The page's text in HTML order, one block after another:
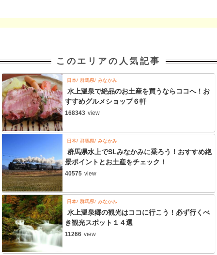
このエリアの人気記事
日本 群馬県 みなかみ
水上温泉で絶品のお土産を買うならココへ！お
すすめグルメショップ６軒
168343 view
日本 群馬県 みなかみ
群馬県水上でSLみなかみに乗ろう！おすすめ絶
景ポイントとお土産をチェック！
40575 view
日本 群馬県 みなかみ
水上温泉郷の観光はココに行こう！必ず行くべ
き観光スポット１４選
11266 view